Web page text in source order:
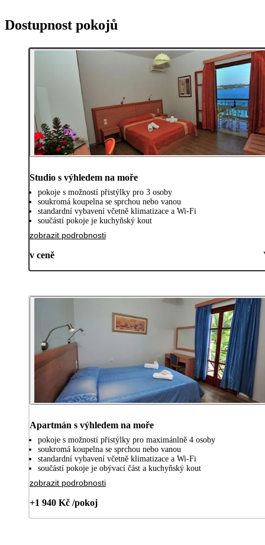
Dostupnost pokojů
Studio s výhledem na moře
pokoje s možností přistýlky pro 3 osoby
soukromá koupelna se sprchou nebo vanou
standardní vybavení včetně klimatizace a Wi-Fi
součástí pokoje je kuchyňský kout
zobrazit podrobnosti
v ceně
Apartmán s výhledem na moře
pokoje s možností přistýlky pro maximánlně 4 osoby
soukromá koupelna se sprchou nebo vanou
standardní vybavení včetně klimatizace a Wi-Fi
součástí pokoje je obývací část a kuchyňský kout
zobrazit podrobnosti
+1 940 Kč /pokoj